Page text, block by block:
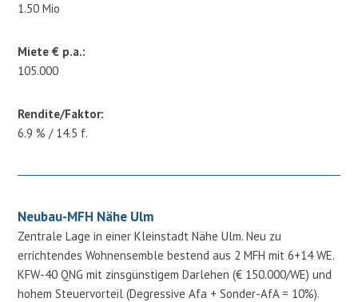
1.50 Mio
Miete € p.a.:
105.000
Rendite/Faktor:
6.9 % / 14.5 f.
Neubau-MFH Nähe Ulm
Zentrale Lage in einer Kleinstadt Nähe Ulm. Neu zu
errichtendes Wohnensemble bestend aus 2 MFH mit 6+14 WE.
KFW-40 QNG mit zinsgünstigem Darlehen (€ 150.000/WE) und
hohem Steuervorteil (Degressive Afa + Sonder-AfA = 10%).